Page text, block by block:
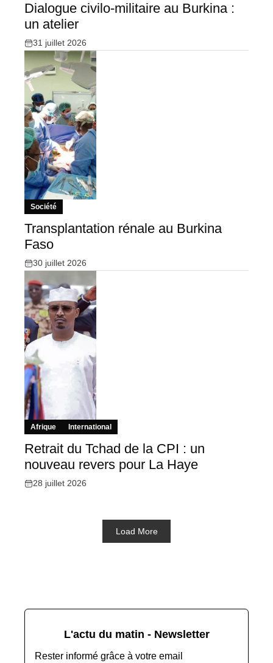
Dialogue civilo-militaire au Burkina :
un atelier
31 juillet 2026
Société
Transplantation rénale au Burkina
Faso
30 juillet 2026
Afrique International
Retrait du Tchad de la CPI : un
nouveau revers pour La Haye
28 juillet 2026
Load More
L'actu du matin - Newsletter
Rester informé grâce à votre email